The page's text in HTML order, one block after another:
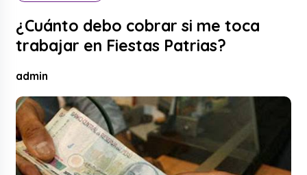
¿Cuánto debo cobrar si me toca
trabajar en Fiestas Patrias?
admin